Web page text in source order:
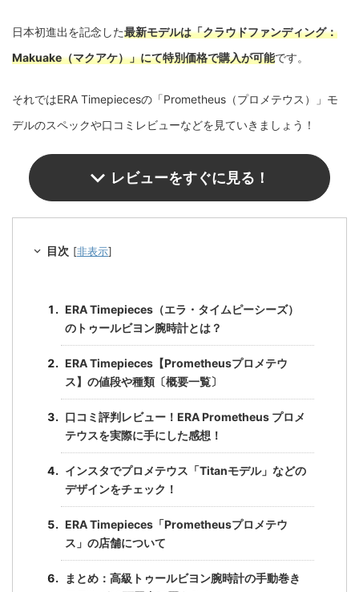
日本初進出を記念した最新モデルは「クラウドファンディング：
Makuake（マクアケ）」にて特別価格で購入が可能です。
それではERA Timepiecesの「Prometheus（プロメテウス）」モ
デルのスペックや口コミレビューなどを見ていきましょう！
レビューをすぐに見る！
目次 [非表示]
ERA Timepieces（エラ・タイムピーシーズ）
のトゥールビヨン腕時計とは？
ERA Timepieces【Prometheusプロメテウ
ス】の値段や種類〔概要一覧〕
口コミ評判レビュー！ERA Prometheus プロメ
テウスを実際に手にした感想！
インスタでプロメテウス「Titanモデル」などの
デザインをチェック！
ERA Timepieces「Prometheusプロメテウ
ス」の店舗について
まとめ：高級トゥールビヨン腕時計の手動巻き